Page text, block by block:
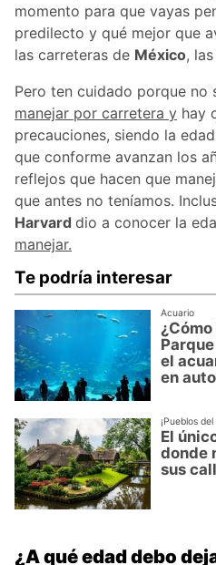
momento para que vayas
predilecto y qué mejor que
las carreteras de México,
Pero ten cuidado porque no
manejar por carretera y hay
precauciones, siendo la
que conforme avanzan los
reflejos que hacen que
que antes no teníamos.
Harvard dio a conocer la
manejar.
Te podría interesar
Acuario
el
en
¡Pueblos
El
donde
sus
¿A qué edad debo